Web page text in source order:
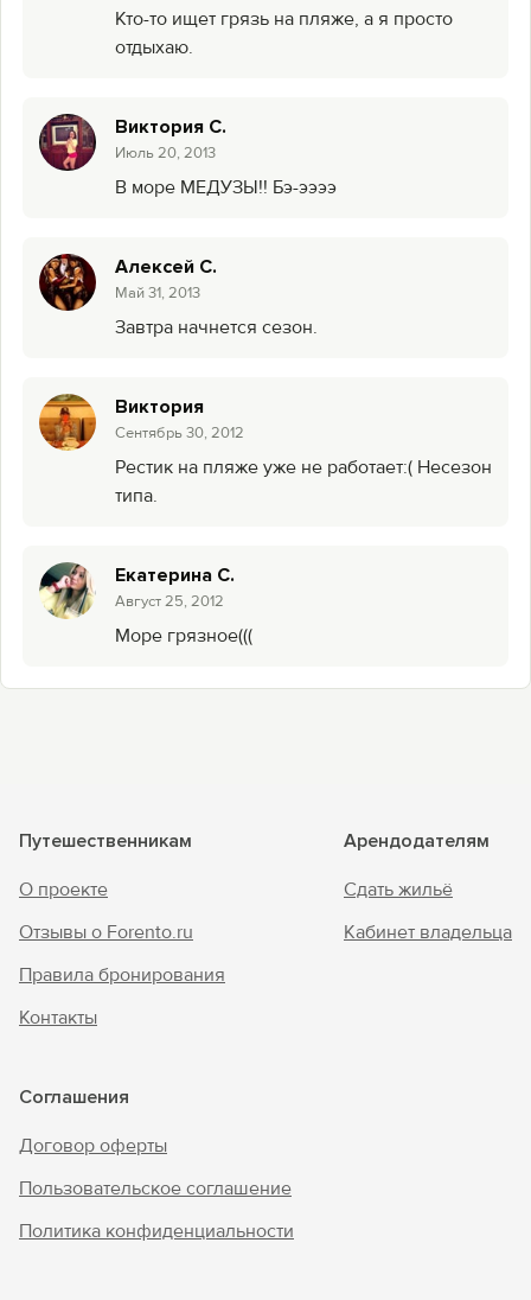
Кто-то ищет грязь на пляже, а я просто
отдыхаю.
Виктория С.
Июль 20, 2013
В море МЕДУЗЫ!! Бэ-ээээ
Алексей С.
Май 31, 2013
Завтра начнется сезон.
Виктория
Сентябрь 30, 2012
Рестик на пляже уже не работает:( Несезон
типа.
Екатерина С.
Август 25, 2012
Море грязное(((
Путешественникам
О проекте
Отзывы о Forento.ru
Правила бронирования
Контакты
Арендодателям
Сдать жильё
Кабинет владельца
Соглашения
Договор оферты
Пользовательское соглашение
Политика конфиденциальности